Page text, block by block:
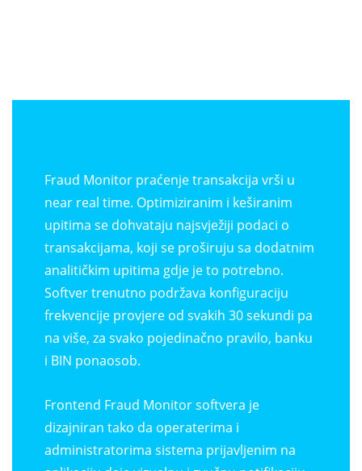
Fraud Monitor praćenje transakcija vrši u
near real time. Optimiziranim i keširanim
upitima se dohvataju najsvježiji podaci o
transakcijama, koji se proširuju sa dodatnim
analitičkim upitima gdje je to potrebno.
Softver trenutno podržava konfiguraciju
frekvencije provjere od svakih 30 sekundi pa
na više, za svako pojedinačno pravilo, banku
i BIN ponaosob.
Frontend Fraud Monitor softvera je
dizajniran tako da operaterima i
administratorima sistema prijavljenim na